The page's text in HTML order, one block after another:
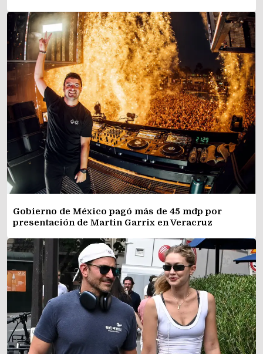
Gobierno de México pagó más de 45 mdp por
presentación de Martin Garrix en Veracruz